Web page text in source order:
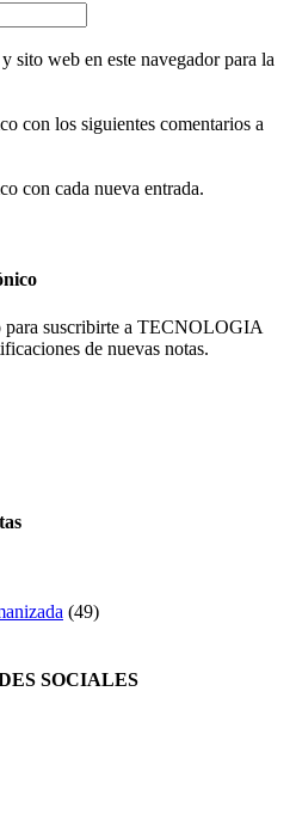
sito web en este navegador para la
con los siguientes comentarios a
con cada nueva entrada.
para suscribirte a TECNOLOGIA
de nuevas notas.
(49)
SOCIALES